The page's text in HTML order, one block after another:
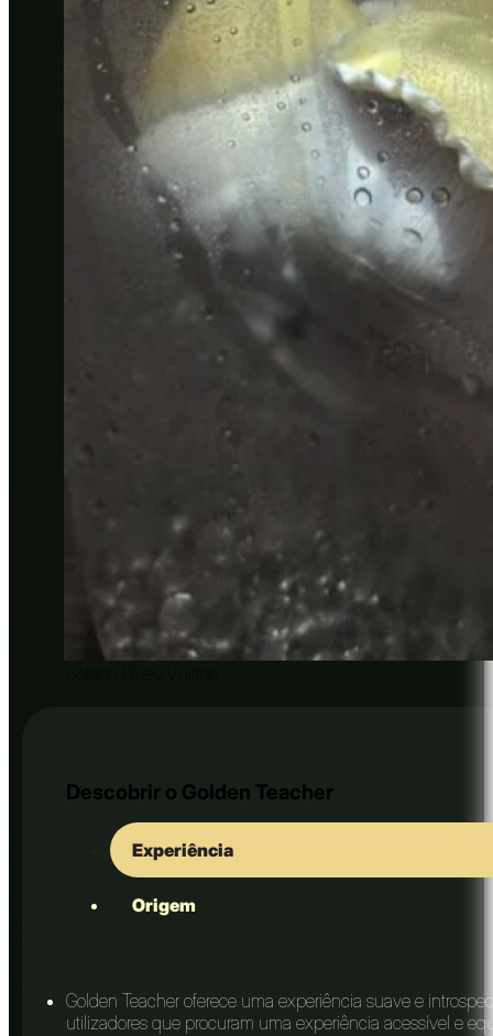
Descobrir o Golden Teacher
Experiência
Origem
Golden Teacher oferece uma experiência suave e
utilizadores que procuram uma experiência acessível e